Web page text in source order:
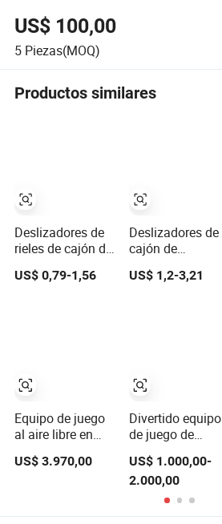
US$ 100,00
5 Piezas(MOQ)
Productos similares
Deslizadores de
rieles de cajón de
montaje lateral
duraderos
US$ 0,79-1,56
Equipo de juego
al aire libre en
hexágono para
infantil
US$ 3.970,00
Deslizadores de
cajón de
extensión simple
con rodamientos
US$ 1,2-3,21
Divertido equipo
de juego de
niños con
tobogán al aire
libre aventurero
US$ 1.000,00-
2.000,00